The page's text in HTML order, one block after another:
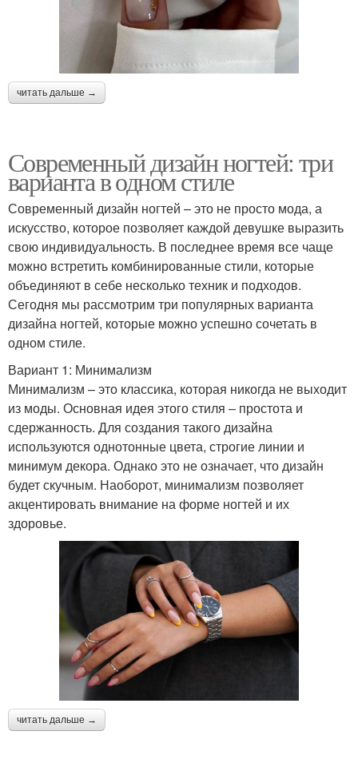
читать дальше →
Современный дизайн ногтей: три
варианта в одном стиле
Современный дизайн ногтей – это не просто мода, а
искусство, которое позволяет каждой девушке выразить
свою индивидуальность. В последнее время все чаще
можно встретить комбинированные стили, которые
объединяют в себе несколько техник и подходов.
Сегодня мы рассмотрим три популярных варианта
дизайна ногтей, которые можно успешно сочетать в
одном стиле.
Вариант 1: Минимализм
Минимализм – это классика, которая никогда не выходит
из моды. Основная идея этого стиля – простота и
сдержанность. Для создания такого дизайна
используются однотонные цвета, строгие линии и
минимум декора. Однако это не означает, что дизайн
будет скучным. Наоборот, минимализм позволяет
акцентировать внимание на форме ногтей и их
здоровье.
читать дальше →